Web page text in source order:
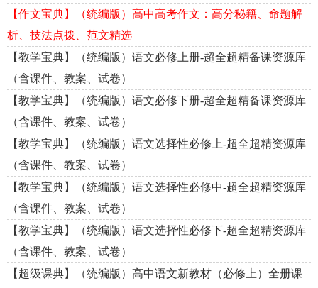
【作文宝典】（统编版）高中高考作文：高分秘籍、命题解
析、技法点拨、范文精选
【教学宝典】（统编版）语文必修上册-超全超精备课资源库
（含课件、教案、试卷）
【教学宝典】（统编版）语文必修下册-超全超精备课资源库
（含课件、教案、试卷）
【教学宝典】（统编版）语文选择性必修上-超全超精资源库
（含课件、教案、试卷）
【教学宝典】（统编版）语文选择性必修中-超全超精资源库
（含课件、教案、试卷）
【教学宝典】（统编版）语文选择性必修下-超全超精资源库
（含课件、教案、试卷）
【超级课典】（统编版）高中语文新教材（必修上）全册课